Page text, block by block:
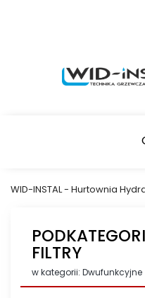
WID-INSTAL - Hurtownia
FILTRY
w kategorii: Dwufunkcyjne